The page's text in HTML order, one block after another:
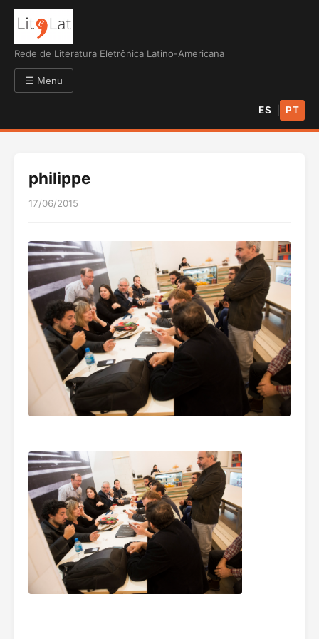
Rede de Literatura Eletrônica Latino-Americana
☰ Menu
ES PT
philippe
17/06/2015